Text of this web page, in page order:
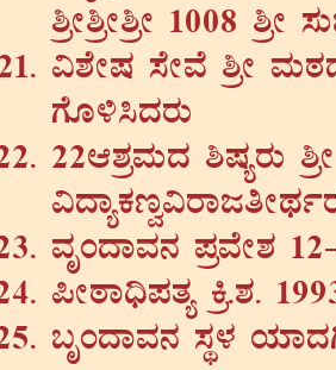
²æÃ²æÃ²æÃ 1008 ²æÃ
«±ÉÃµÀ ¸ÉÃªÉ ²æÃ
UÉÆ½¹zÀgÀÄ
22D±ÀæªÀÄzÀ ²µÀågÀÄ
ªÀÈAzÁªÀ£À ¥ÀæªÉÃ±À
¦ÃoÁ¢ü¥ÀvÀå Qæ.±À.
§ÈAzÁªÀ£À ¸ÀÜ¼À